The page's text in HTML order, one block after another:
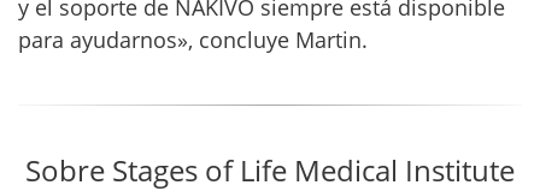
y el soporte de NAKIVO siempre está disponible
para ayudarnos», concluye Martin.
Sobre Stages of Life Medical Institute